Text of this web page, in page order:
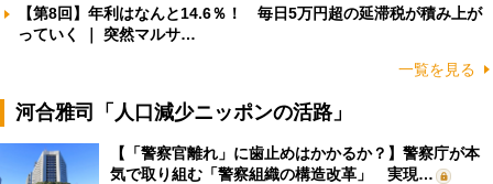
【第8回】年利はなんと14.6％！ 毎日5万円超の延滞税が積み上が
っていく ｜ 突然マルサ…
一覧を見る
河合雅司「人口減少ニッポンの活路」
【「警察官離れ」に歯止めはかかるか？】警察庁が本
気で取り組む「警察組織の構造改革」 実現…